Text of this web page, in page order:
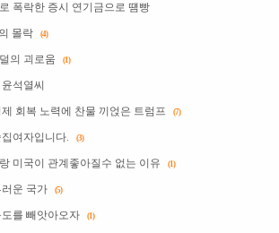
폭락한 증시 연기금으로 떔빵
몰락 (4)
의 괴로움 (1)
석열씨
회복 노력에 찬물 끼얹은 트럼프 (7)
여자입니다. (3)
미국이 관계좋아질수 없는 이유 (1)
운 국가 (5)
를 빼앗아오자 (1)